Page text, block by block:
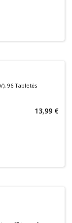
96 Tabletės
narių nuolaida
13,99 €